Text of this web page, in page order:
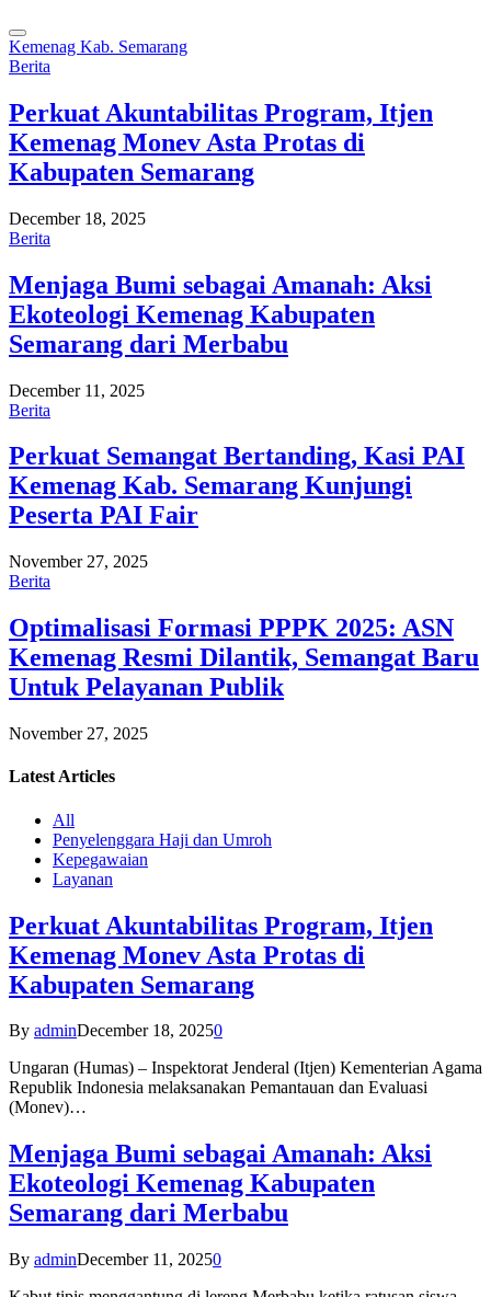
Kemenag Kab. Semarang
Berita
Perkuat Akuntabilitas Program, Itjen
Kemenag Monev Asta Protas di
Kabupaten Semarang
December 18, 2025
Berita
Menjaga Bumi sebagai Amanah: Aksi
Ekoteologi Kemenag Kabupaten
Semarang dari Merbabu
December 11, 2025
Berita
Perkuat Semangat Bertanding, Kasi PAI
Kemenag Kab. Semarang Kunjungi
Peserta PAI Fair
November 27, 2025
Berita
Optimalisasi Formasi PPPK 2025: ASN
Kemenag Resmi Dilantik, Semangat Baru
Untuk Pelayanan Publik
November 27, 2025
Latest Articles
All
Penyelenggara Haji dan Umroh
Kepegawaian
Layanan
Perkuat Akuntabilitas Program, Itjen
Kemenag Monev Asta Protas di
Kabupaten Semarang
By adminDecember 18, 20250
Ungaran (Humas) – Inspektorat Jenderal (Itjen) Kementerian Agama
Republik Indonesia melaksanakan Pemantauan dan Evaluasi
(Monev)…
Menjaga Bumi sebagai Amanah: Aksi
Ekoteologi Kemenag Kabupaten
Semarang dari Merbabu
By adminDecember 11, 20250